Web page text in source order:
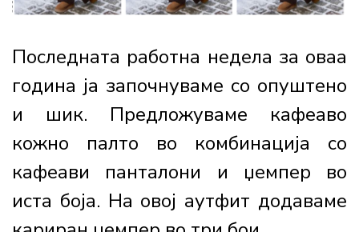
Последната работна недела за оваа
година ја започнуваме со опуштено
и шик. Предложуваме кафеаво
кожно палто во комбинација со
кафеави панталони и џемпер во
иста боја. На овој аутфит додаваме